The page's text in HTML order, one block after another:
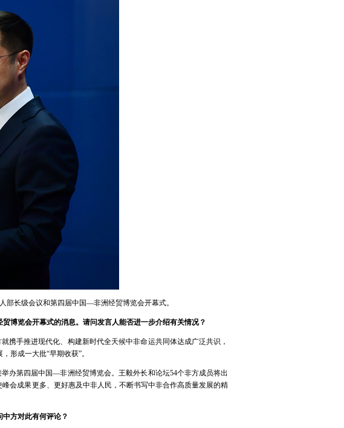
部长级会议和第四届中国—非洲经贸博览会开幕式。
博览会开幕式的消息。请问发言人能否进一步介绍有关情况？
携手推进现代化、构建新时代全天候中非命运共同体达成广泛共识，
形成一大批“早期收获”。
办第四届中国—非洲经贸博览会。王毅外长和论坛54个非方成员将出
会成果更多、更好惠及中非人民，不断书写中非合作高质量发展的精
方对此有何评论？